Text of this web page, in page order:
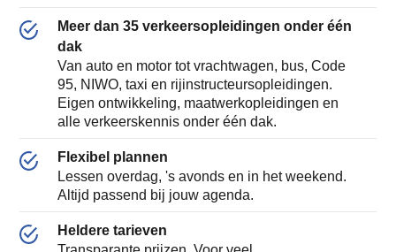
Meer dan 35 verkeersopleidingen onder één
dak
Van auto en motor tot vrachtwagen, bus, Code
95, NIWO, taxi en rijinstructeursopleidingen.
Eigen ontwikkeling, maatwerkopleidingen en
alle verkeerskennis onder één dak.
Flexibel plannen
Lessen overdag, 's avonds en in het weekend.
Altijd passend bij jouw agenda.
Heldere tarieven